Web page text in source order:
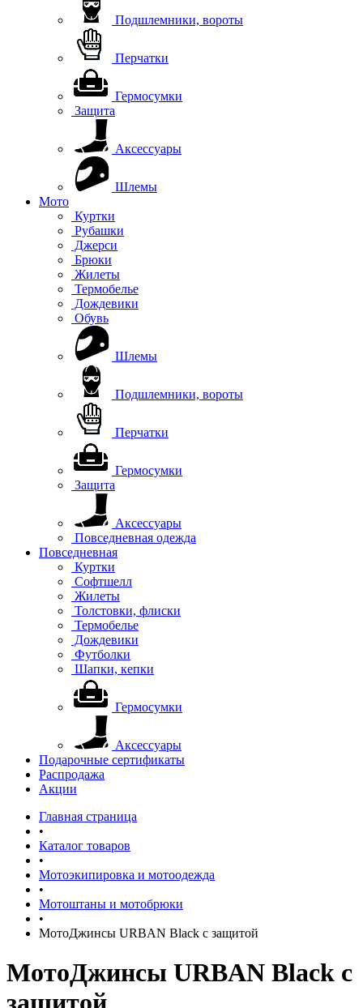
Подшлемники, вороты
Перчатки
Гермосумки
Защита
Аксессуары
Шлемы
Мото
Куртки
Рубашки
Джерси
Брюки
Жилеты
Термобелье
Дождевики
Обувь
Шлемы
Подшлемники, вороты
Перчатки
Гермосумки
Защита
Аксессуары
Повседневная одежда
Повседневная
Куртки
Софтшелл
Жилеты
Толстовки, флиски
Термобелье
Дождевики
Футболки
Шапки, кепки
Гермосумки
Аксессуары
Подарочные сертификаты
Распродажа
Акции
Главная страница
•
Каталог товаров
•
Мотоэкипировка и мотоодежда
•
Мотоштаны и мотобрюки
•
МотоДжинсы URBAN Black с защитой
МотоДжинсы URBAN Black с